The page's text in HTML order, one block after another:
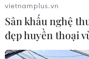
vietnamplus.vn
Sân khấu nghệ
đẹp huyền thoại